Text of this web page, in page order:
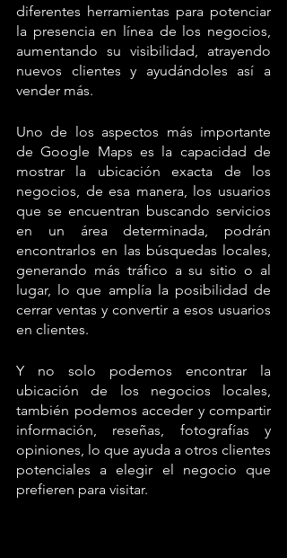
diferentes herramientas para potenciar
la presencia en línea de los negocios,
aumentando su visibilidad, atrayendo
nuevos clientes y ayudándoles así a
vender más.
Uno de los aspectos más importante
de Google Maps es la capacidad de
mostrar la ubicación exacta de los
negocios, de esa manera, los usuarios
que se encuentran buscando servicios
en un área determinada, podrán
encontrarlos en las búsquedas locales,
generando más tráfico a su sitio o al
lugar, lo que amplía la posibilidad de
cerrar ventas y convertir a esos usuarios
en clientes.
Y no solo podemos encontrar la
ubicación de los negocios locales,
también podemos acceder y compartir
información, reseñas, fotografías y
opiniones, lo que ayuda a otros clientes
potenciales a elegir el negocio que
prefieren para visitar.